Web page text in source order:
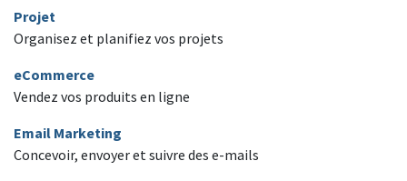
Projet
Organisez et planifiez vos projets
eCommerce
Vendez vos produits en ligne
Email Marketing
Concevoir, envoyer et suivre des e-mails